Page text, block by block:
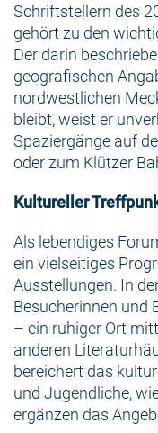
Schriftstellern des
gehört zu den
Der darin
geografischen
nordwestlichen
bleibt, weist er
Spaziergänge auf
oder zum Klützer
Kultureller
Als lebendiges
ein vielseitiges
Ausstellungen. In
Besucherinnen und
– ein ruhiger Ort
anderen
bereichert das
und Jugendliche,
ergänzen das